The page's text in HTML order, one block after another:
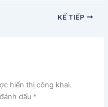
KẾ TIẾP
hiển thị công khai.
dấu *